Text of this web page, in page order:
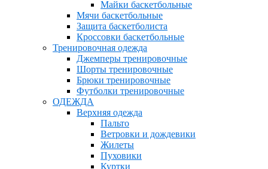
Майки баскетбольные
Мячи баскетбольные
Защита баскетболиста
Кроссовки баскетбольные
Тренировочная одежда
Джемперы тренировочные
Шорты тренировочные
Брюки тренировочные
Футболки тренировочные
ОДЕЖДА
Верхняя одежда
Пальто
Ветровки и дождевики
Жилеты
Пуховики
Куртки